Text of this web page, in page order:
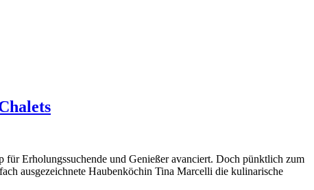
Erholungssuchende und Genießer avanciert. Doch pünktlich zum
ausgezeichnete Haubenköchin Tina Marcelli die kulinarische